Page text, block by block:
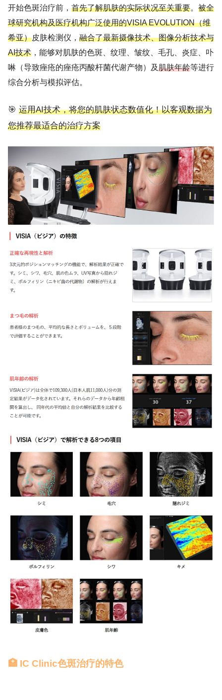
开始色斑治疗前， 首先了解肌肤的实际状况至关重要。 被全
球研究机构及医疗机构广泛使用的VISIA EVOLUTION（维
希亚）皮肤检测仪， 融合了最新摄像技术、图像分析技术与
AI技术 ，能够对肌肤的色斑、纹理、皱纹、毛孔、炎症、卟
啉（导致痤疮的痤疮丙酸杆菌代谢产物）及肌肤年龄等进行
综合分析与模拟评估。
🎯 运用AI技术，将您的肌肤状态数值化！以客观数据为
您推荐最适合的治疗方案
🏥 IC Clinic色斑治疗的特色